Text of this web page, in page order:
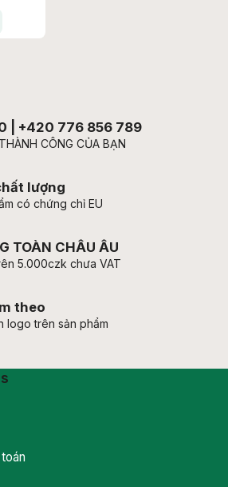
| +420 776 856 789
CÔNG CỦA BẠN
lượng
có chứng chỉ EU
TOÀN CHÂU ÂU
5.000czk chưa VAT
theo
logo trên sản phẩm